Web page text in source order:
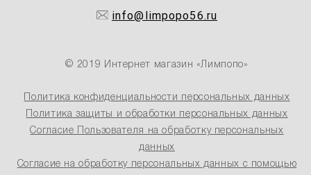
info@limpopo56.ru
© 2019 Интернет магазин «Лимпопо»
Политика конфиденциальности персональных данных
Политика защиты и обработки персональных данных
Согласие Пользователя на обработку персональных
данных
Согласие на обработку персональных данных с помощью